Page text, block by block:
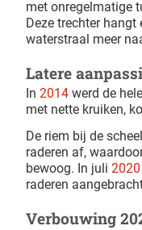
met onregelmatige
Deze trechter hangt
waterstraal meer
Latere
In 2014 werd de
met nette kruiken,
De riem bij de
raderen af,
bewoog. In juli 2020
raderen
Verbouwing